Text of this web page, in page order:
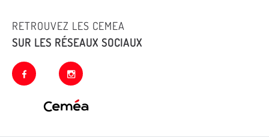
RETROUVEZ LES CEMEA
SUR LES RÉSEAUX SOCIAUX
facebook instagram